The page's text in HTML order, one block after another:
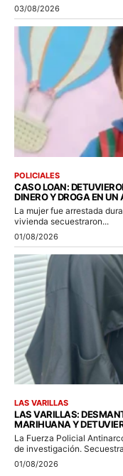
03/08/2026
POLICIALES
CASO LOAN:
DINERO Y DROGA EN
La mujer fue arrestada
vivienda secuestraron...
01/08/2026
LAS VARILLAS
LAS VARILLAS:
MARIHUANA Y
La Fuerza Policial
de investigación.
01/08/2026